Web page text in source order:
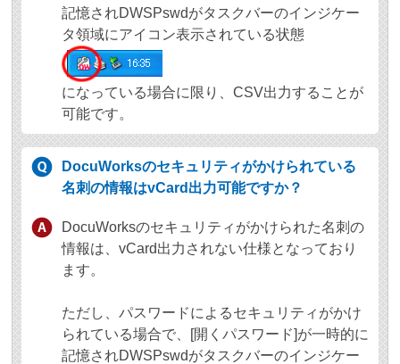
記憶されDWSPswdがタスクバーのインジケー
タ領域にアイコン表示されている状態
になっている場合に限り、CSV出力することが
可能です。
DocuWorksのセキュリティがかけられている
名刺の情報はvCard出力可能ですか？
DocuWorksのセキュリティがかけられた名刺の
情報は、vCard出力されない仕様となっており
ます。
ただし、パスワードによるセキュリティがかけ
られている場合で、[開くパスワード]が一時的に
記憶されDWSPswdがタスクバーのインジケー